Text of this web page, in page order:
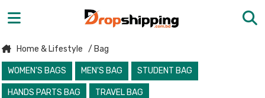
Home & Lifestyle / Bag
WOMEN'S BAGS MEN'S BAG STUDENT BAG
HANDS PARTS BAG TRAVEL BAG